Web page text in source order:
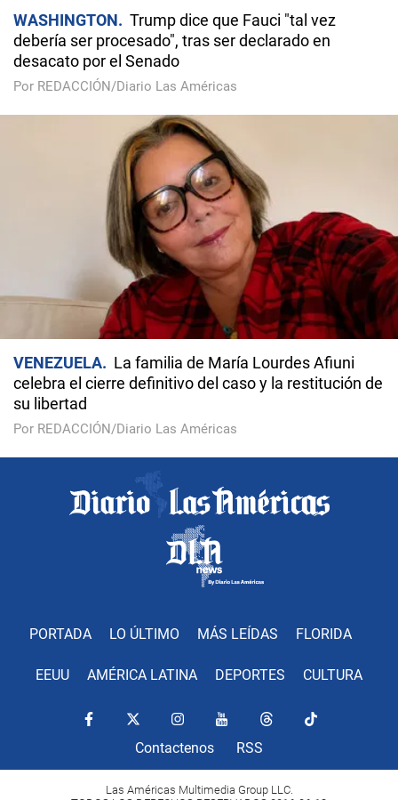
WASHINGTON
Trump dice que Fauci "tal vez
debería ser procesado", tras ser declarado en
desacato por el Senado
Por REDACCIÓN/Diario Las Américas
VENEZUELA
La familia de María Lourdes Afiuni
celebra el cierre definitivo del caso y la restitución de
su libertad
Por REDACCIÓN/Diario Las Américas
PORTADA LO ÚLTIMO MÁS LEÍDAS FLORIDA
EEUU AMÉRICA LATINA DEPORTES CULTURA
Contactenos RSS
Las Américas Multimedia Group LLC.